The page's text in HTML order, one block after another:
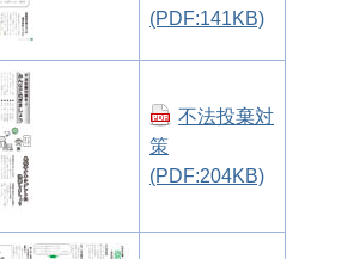
(PDF:141KB)
不法投棄対
策
(PDF:204KB)